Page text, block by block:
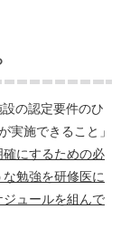
の認定要件のひ
実施できること」
にするための必
勉強を研修医に
ュールを組んで